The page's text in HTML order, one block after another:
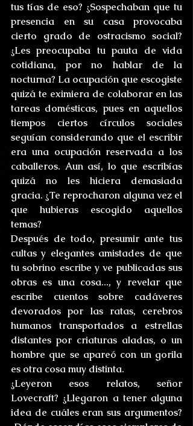
tus tías de eso? ¿Sospechaban que tu
presencia en su casa provocaba
cierto grado de ostracismo social?
¿Les preocupaba tu pauta de vida
cotidiana, por no hablar de la
nocturna? La ocupación que escogiste
quizá te eximiera de colaborar en las
tareas domésticas, pues en aquellos
tiempos ciertos círculos sociales
seguían considerando que el escribir
era una ocupación reservada a los
caballeros. Aun así, lo que escribías
quizá no les hiciera demasiada
gracia. ¿Te reprocharon alguna vez el
que hubieras escogido aquellos
temas?
Después de todo, presumir ante tus
cultas y elegantes amistades de que
tu sobrino escribe y ve publicadas sus
obras es una cosa..., y revelar que
escribe cuentos sobre cadáveres
devorados por las ratas, cerebros
humanos transportados a estrellas
distantes por criaturas aladas, o un
hombre que se apareó con un gorila
es otra cosa muy distinta.
¿Leyeron esos relatos, señor
Lovecraft? ¿Llegaron a tener alguna
idea de cuáles eran sus argumentos?